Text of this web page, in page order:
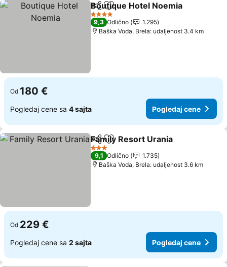
Deli Dodati u favorite
Boutique Hotel Noemia
4 Zvezdice
9,3 Odlično
1.295
Baška Voda, Brela: udaljenost 3.4 km
Od 180 €
Pogledaj cene sa 4 sajta Pogledaj cene
Deli Dodati u favorite
Family Resort Urania
3 Zvezdice
9,1 Odlično
1.735
Baška Voda, Brela: udaljenost 3.6 km
Od 229 €
Pogledaj cene sa 2 sajta Pogledaj cene